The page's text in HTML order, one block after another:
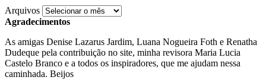
Arquivos
Agradecimentos
As amigas Denise Lazarus Jardim, Luana Nogueira Foth e Renatha
Dudeque pela contribuição no site, minha revisora Maria Lucia
Castelo Branco e a todos os inspiradores, que me ajudam nessa
caminhada. Beijos